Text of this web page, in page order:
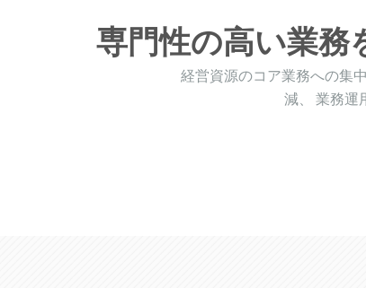
専門性の高い業務
経営資源のコア業務への集
減、 業務運